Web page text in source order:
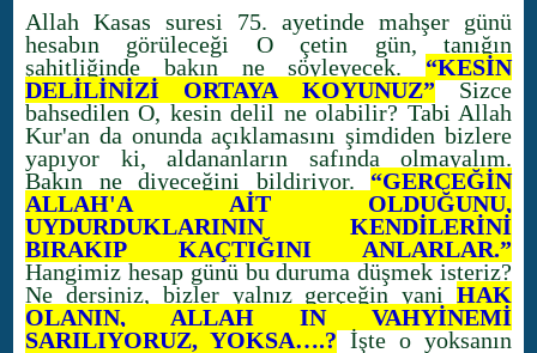
Allah Kasas suresi 75. ayetinde mahşer günü
hesabın görüleceği O çetin gün, tanığın
şahitliğinde bakın ne söyleyecek. “KESİN
DELİLİNİZİ ORTAYA KOYUNUZ” Sizce
bahsedilen O, kesin delil ne olabilir? Tabi Allah
Kur'an da onunda açıklamasını şimdiden bizlere
yapıyor ki, aldananların safında olmayalım.
Bakın ne diyeceğini bildiriyor. “GERÇEĞİN
ALLAH'A AİT OLDUĞUNU,
UYDURDUKLARININ KENDİLERİNİ
BIRAKIP KAÇTIĞINI ANLARLAR.”
Hangimiz hesap günü bu duruma düşmek isteriz?
Ne dersiniz, bizler yalnız gerçeğin yani HAK
OLANIN, ALLAH IN VAHYİNEMİ
SARILIYORUZ, YOKSA….? İşte o yoksanın